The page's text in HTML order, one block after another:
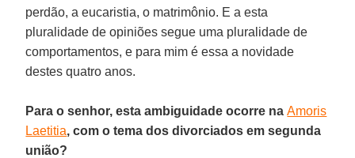
perdão, a eucaristia, o matrimônio. E a esta
pluralidade de opiniões segue uma pluralidade de
comportamentos, e para mim é essa a novidade
destes quatro anos.
Para o senhor, esta ambiguidade ocorre naAmoris
Laetitia, com o tema dos divorciados em segunda
união?